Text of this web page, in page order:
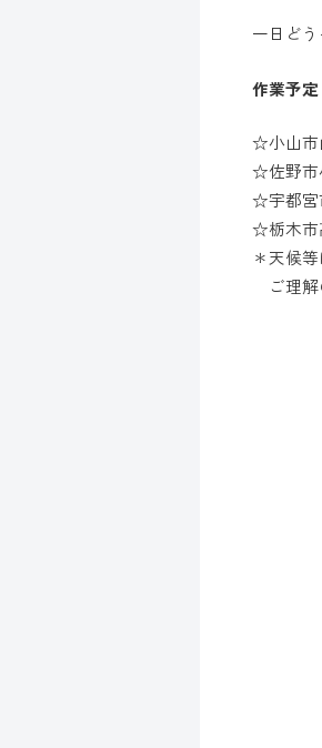
一日どう
作業予定
☆小山市
☆佐野市
☆宇都宮
☆栃木市
＊天候
ご理解